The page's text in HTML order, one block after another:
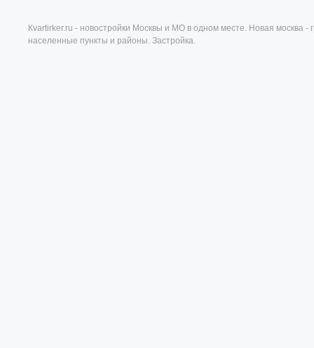
Кvartirker.ru - новостройки Москвы и МО в одном месте. Новая москва
населенные пункты и районы. Застройка.